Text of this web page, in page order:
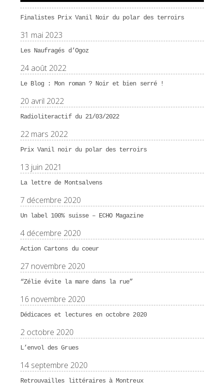
Finalistes Prix Vanil Noir du polar des terroirs
31 mai 2023
Les Naufragés d’Ogoz
24 août 2022
Le Blog : Mon roman ? Noir et bien serré !
20 avril 2022
Radioliteractif du 21/03/2022
22 mars 2022
Prix Vanil noir du polar des terroirs
13 juin 2021
La lettre de Montsalvens
7 décembre 2020
Un label 100% suisse – ECHO Magazine
4 décembre 2020
Action Cartons du coeur
27 novembre 2020
“Zélie évite la mare dans la rue”
16 novembre 2020
Dédicaces et lectures en octobre 2020
2 octobre 2020
L’envol des Grues
14 septembre 2020
Retrouvailles littéraires à Montreux